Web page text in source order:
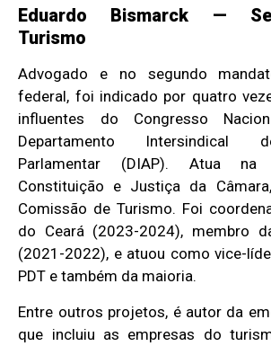
Eduardo Bismarck —
Turismo
Advogado e no segundo
federal, foi indicado por quatro
influentes do Congresso
Departamento Intersindical
Parlamentar (DIAP). Atua na
Constituição e Justiça da
Comissão de Turismo. Foi
do Ceará (2023-2024), membro
(2021-2022), e atuou como vice-
PDT e também da maioria.
Entre outros projetos, é autor da
que incluiu as empresas do